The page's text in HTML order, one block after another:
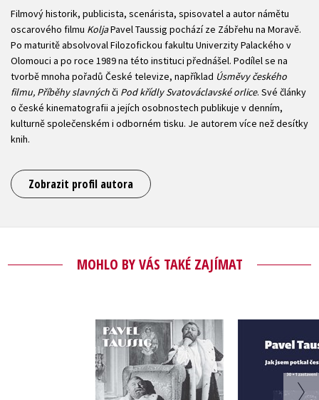
Filmový historik, publicista, scenárista, spisovatel a autor námětu
oscarového filmu KoljaPavel Taussig pochází ze Zábřehu na Moravě.
Po maturitě absolvoval Filozofickou fakultu Univerzity Palackého v
Olomouci a po roce 1989 na této instituci přednášel. Podílel se na
tvorbě mnoha pořadů České televize, například Úsměvy českého
filmu, Příběhy slavnýchči Pod křídly Svatováclavské orlice. Své články
o české kinematografii a jejích osobnostech publikuje v denním,
kulturně společenském i odborném tisku. Je autorem více než desítky
knih.
Zobrazit profil autora
MOHLO BY VÁS TAKÉ ZAJÍMAT
Jan Werich.
FILMfárum
Pavel Taussig
Jak
český
Pavel